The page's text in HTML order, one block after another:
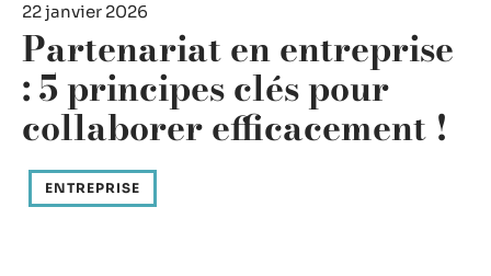
22 janvier 2026
Partenariat en entreprise
: 5 principes clés pour
collaborer efficacement !
ENTREPRISE